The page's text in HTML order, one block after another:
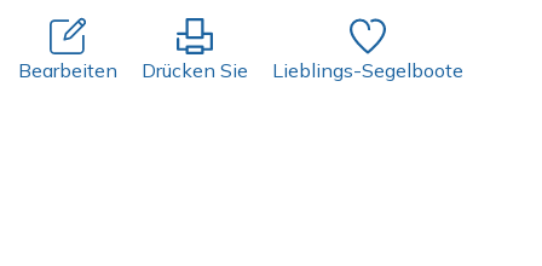
Bearbeiten Drücken Sie Lieblings-Segelboote